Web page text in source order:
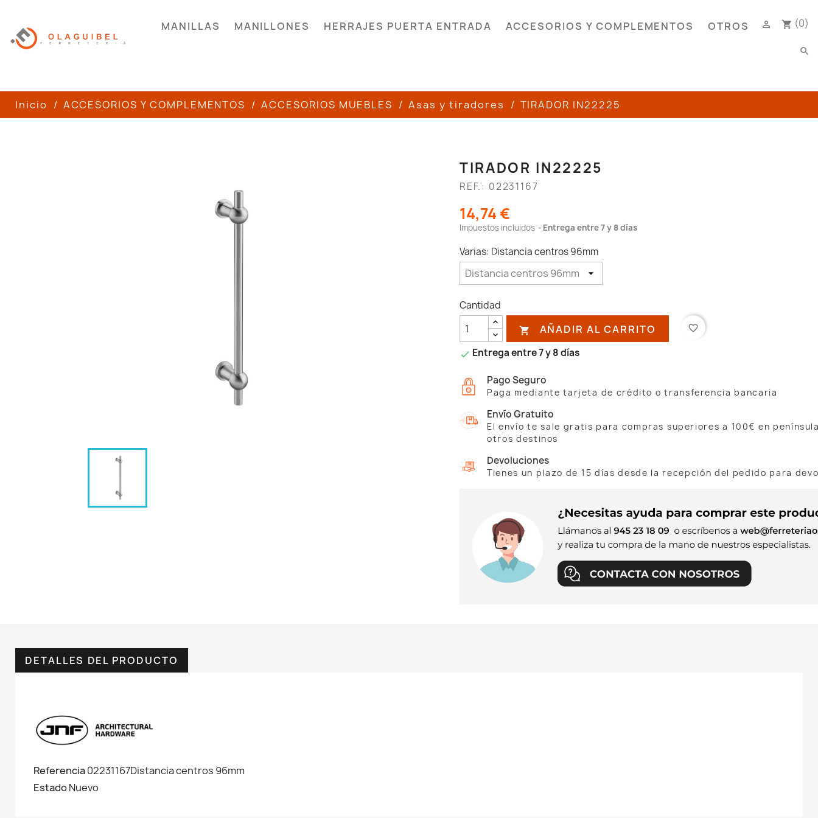
MANILLAS MANILLONES HERRAJES PUERTA ENTRADA ACCESORIOS Y COMPLEMENTOS OTROS shopping_cart (0)

search
Inicio ACCESORIOS Y COMPLEMENTOS ACCESORIOS MUEBLES Asas y tiradores TIRADOR IN22225
TIRADOR IN22225
REF.: 02231167
14,74 €
Impuestos incluidos Entrega entre 7 y 8 días
Varias: Distancia centros 96mm
Cantidad
 AÑADIR AL CARRITO favorite_border
 Entrega entre 7 y 8 días
Pago Seguro
Paga mediante tarjeta de crédito o transferencia bancaria
Envío Gratuito
El envío te sale gratis para compras superiores a 100€ en
otros destinos
Devoluciones
Tienes un plazo de 15 días desde la recepción del pedido para
DETALLES DEL PRODUCTO
Referencia02231167Distancia centros 96mm
EstadoNuevo